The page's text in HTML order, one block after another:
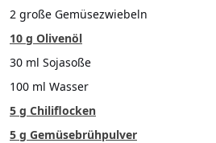
2 große Gemüsezwiebeln
10 g Olivenöl
30 ml Sojasoße
100 ml Wasser
5 g Chiliflocken
5 g Gemüsebrühpulver